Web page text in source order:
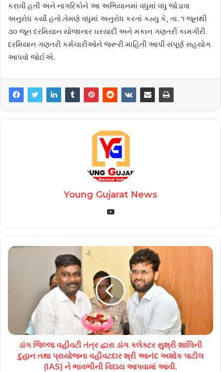
કરાવી હતી અને નાગરિકોને આ અભિયાનમાં વધુમાં વધુ જોડાવા
અનુરોધ કર્યો હતો.તેમણે વધુમાં અનુરોધ કરતાં કહ્યુ કે, તા. ૧ જૂનથી
૩૦ જૂન દરમિયાન યોજાનાર ઘરયાદી અને મકાન ગણતરી કામગીરી
દરમિયાન ગણતરી કર્મચારીઓને જરૂરી માહિતી આપી સંપૂર્ણ સહયોગ
આપવો જોઈએ.
Young Gujarat News
YouTube
ડાંગ જિલ્લા વહીવટી તંત્ર દ્વારા ડાંગ કલેક્ટર સુશ્રી શાલિની
દુહાન તથા પ્રાયોજના વહીવટદાર શ્રી આનંદ અશોક પાટીલ
(IAS) ને ભાવભીની વિદાય આપવામાં આવી.